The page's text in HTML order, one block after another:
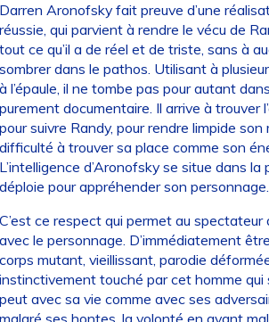
Aronofsky fait preuve d’une
qui parvient à rendre le vécu de
ce qu’il a de réel et de triste, sans à
dans le pathos. Utilisant à
l’épaule, il ne tombe pas pour autant
documentaire. Il arrive à trouver
suivre Randy, pour rendre limpide son
à trouver sa place comme son
d’Aronofsky se situe dans la
pour appréhender son personnage.
ce respect qui permet au spectateur
le personnage. D’immédiatement
mutant, vieillissant, parodie
touché par cet homme qui
avec sa vie comme avec ses